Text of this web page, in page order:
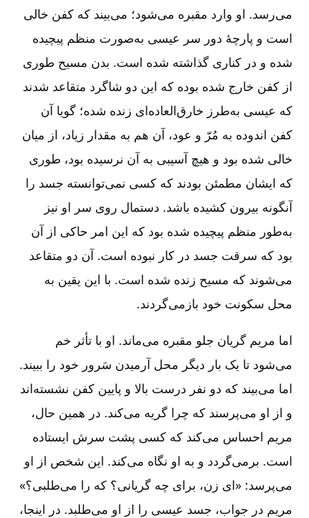
می‌رسد. او وارد مقبره می‌شود؛ می‌بیند که کفن خالی
است و پارچۀ دور سر عیسی به‌صورت منظم پیچیده
شده و در کناری گذاشته شده است‌. بدن مسیح طوری
از کفن خارج شده بوده که این دو شاگرد متقاعد شدند
که عیسی به‌طرز خارق‌العاده‌ای زنده شده‌؛ گویا آن
کفن اندوده به مُرّ و عود، آن هم به مقدار زیاد، از میان
خالی شده بود و هیچ آسیبی به آن نرسیده بود، طوری
که ایشان مطمئن بودند که کسی نمی‌توانسته جسد را
آنگونه بیرون کشیده باشد. دستمال روی سر او نیز
به‌طور منظم پیچیده شده بود که این امر حاکی از آن
بود که سرقت جسد در کار نبوده است‌. آن دو متقاعد
می‌شوند که مسیح زنده شده است‌. با این یقین به
محل سکونت خود بازمی‌گردند.
اما مریم گریان جلو مقبره می‌ماند. او با تأثر خم
می‌شود تا یک بار دیگر محل آرمیدن سَرور خود را ببیند.
اما می‌بیند که دو نفر درست بالا و پایین کفن نشسته‌اند
و از او می‌پرسند که چرا گریه می‌کند. در همین حال‌،
مریم احساس می‌کند که کسی پشت سرش ایستاده‌
است‌. برمی‌گردد و به او نگاه می‌کند. این شخص از او
می‌پرسد‌‌: «ای زن‌، برای چه گریانی‌؟ که را می‌طلبی‌؟»
مریم در جواب‌، جسد عیسی را از او می‌طلبد. در اینجا،